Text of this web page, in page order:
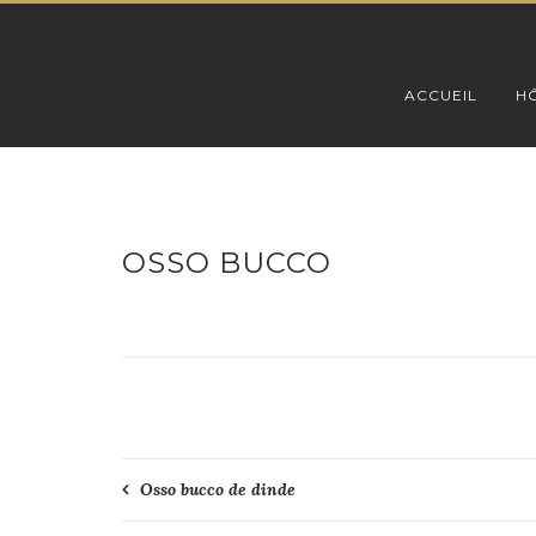
ACCUEIL
OSSO BUCCO
Navigation
Osso bucco de dinde